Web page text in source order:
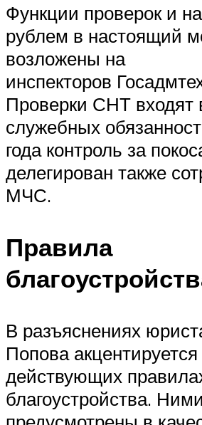
Функции проверок и
рублем в настоящий
возложены на
инспекторов
Проверки СНТ входят
служебных
года контроль за
делегирован также
МЧС.
Правила
В разъяснениях
Попова
действующих
благоустройства. Ними